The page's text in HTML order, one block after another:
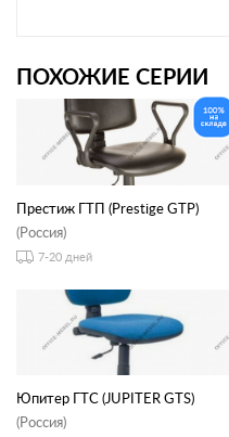
ПОХОЖИЕ СЕРИИ
Престиж ГТП (Prestige GTP)
(Россия)
7-20 дней
Юпитер ГТС (JUPITER GTS)
(Россия)